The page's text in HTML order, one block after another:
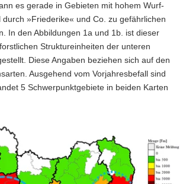
es gerade in Gebieten mit hohem Wurf-
durch »Friederike« und Co. zu gefährlichen
In den Abbildungen 1a und 1b. ist dieser
Struktureinheiten der unteren
Diese Angaben beziehen sich auf den
Ausgehend vom Vorjahresbefall sind
5 Schwerpunktgebiete in beiden Karten